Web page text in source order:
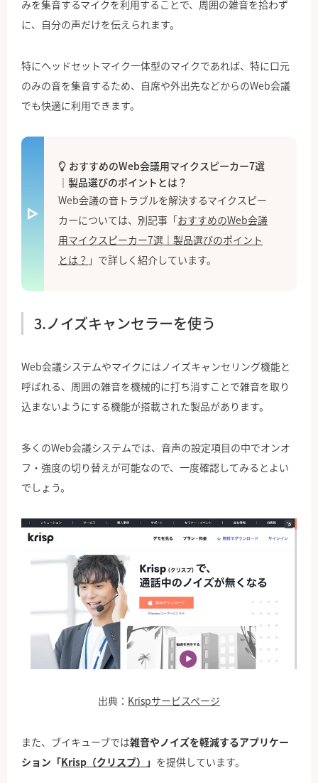
みを集音するマイクを利用することで、周囲の雑音を拾わず
に、自分の声だけを伝えられます。
特にヘッドセットマイク一体型のマイクであれば、特に口元
のみの音を集音するため、自席や外出先などからのWeb会議
でも快適に利用できます。
おすすめのWeb会議用マイクスピーカー7選
｜製品選びのポイントとは？
Web会議の音トラブルを解決するマイクスピー
カーについては、別記事「おすすめのWeb会議
用マイクスピーカー7選｜製品選びのポイント
とは？ 」で詳しく紹介しています。
3.ノイズキャンセラーを使う
Web会議システムやマイクにはノイズキャンセリング機能と
呼ばれる、周囲の雑音を機械的に打ち消すことで雑音を取り
込まないようにする機能が搭載された製品があります。
多くのWeb会議システムでは、音声の設定項目の中でオンオ
フ・強度の切り替えが可能なので、一度確認してみるとよい
でしょう。
出典： Krispサービスページ
また、ブイキューブでは雑音やノイズを軽減するアプリケー
ション「Krisp（クリスプ） 」 を提供しています。